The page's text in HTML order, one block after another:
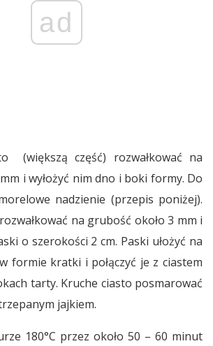
ad
(większą część) rozwałkować na
i wyłożyć nim dno i boki formy. Do
nadzienie (przepis poniżej).
na grubość około 3 mm i
o szerokości 2 cm. Paski ułożyć na
formie kratki i połączyć je z ciastem
tarty. Kruche ciasto posmarować
jajkiem.
180°C przez około 50 – 60 minut